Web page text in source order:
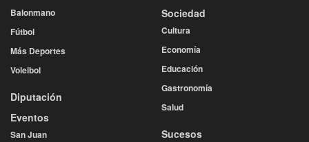
Balonmano
Fútbol
Más Deportes
Voleibol
Diputación
Eventos
San Juan
Sociedad
Cultura
Economía
Educación
Gastronomía
Salud
Sucesos